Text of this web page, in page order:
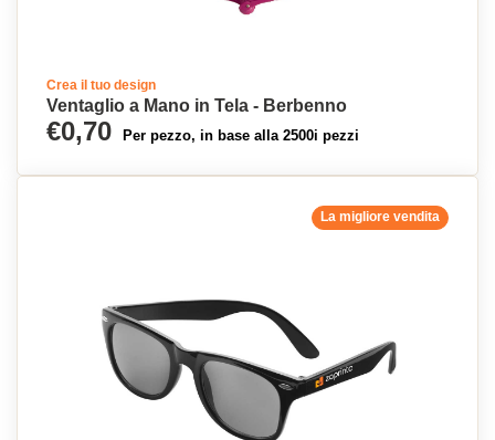
Crea il tuo design
Ventaglio a Mano in Tela - Berbenno
€0,70 Per pezzo, in base alla 2500i pezzi
La migliore vendita